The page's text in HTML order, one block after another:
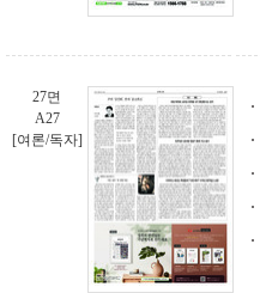
27면
A27
[여론/독자]